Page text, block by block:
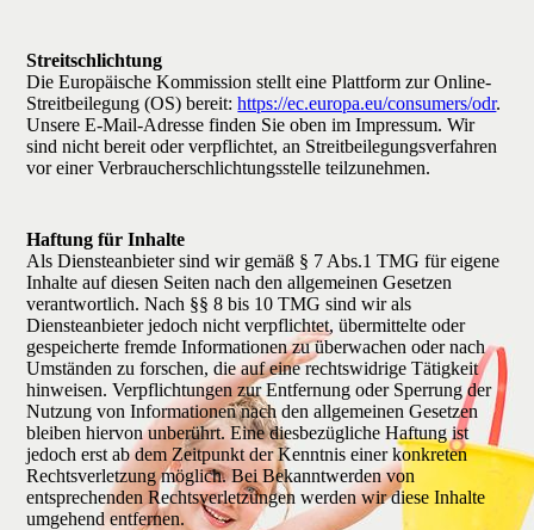
Streitschlichtung
Die Europäische Kommission stellt eine Plattform zur Online-
Streitbeilegung (OS) bereit:https://ec.europa.eu/consumers/odr.
Unsere E-Mail-Adresse finden Sie oben im Impressum. Wir
sind nicht bereit oder verpflichtet, an Streitbeilegungsverfahren
vor einer Verbraucherschlichtungsstelle teilzunehmen.
Haftung für Inhalte
Als Diensteanbieter sind wir gemäß § 7 Abs.1 TMG für eigene
Inhalte auf diesen Seiten nach den allgemeinen Gesetzen
verantwortlich. Nach §§ 8 bis 10 TMG sind wir als
Diensteanbieter jedoch nicht verpflichtet, übermittelte oder
gespeicherte fremde Informationen zu überwachen oder nach
Umständen zu forschen, die auf eine rechtswidrige Tätigkeit
hinweisen. Verpflichtungen zur Entfernung oder Sperrung der
Nutzung von Informationen nach den allgemeinen Gesetzen
bleiben hiervon unberührt. Eine diesbezügliche Haftung ist
jedoch erst ab dem Zeitpunkt der Kenntnis einer konkreten
Rechtsverletzung möglich. Bei Bekanntwerden von
entsprechenden Rechtsverletzungen werden wir diese Inhalte
umgehend entfernen.